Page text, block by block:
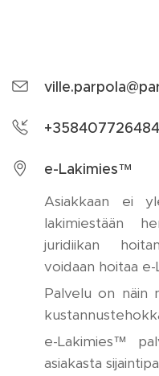
+358407726484
e-Lakimies™
Asiakkaan ei
lakimiestään
juridiikan
voidaan hoitaa
Palvelu on näin
e-Lakimies™
asiakasta